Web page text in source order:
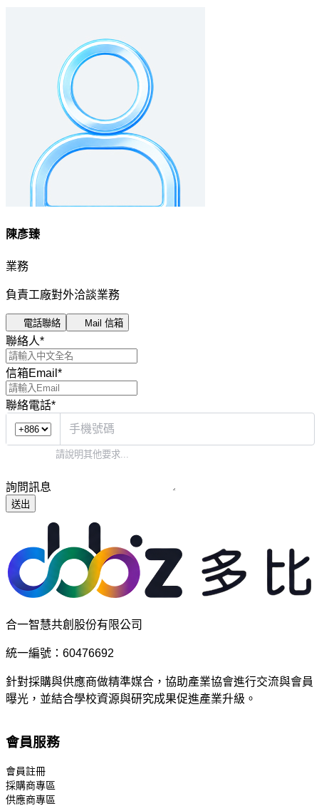
陳彥臻
業務
負責工廠對外洽談業務
電話聯絡 Mail 信箱
聯絡人*
信箱Email *
聯絡電話*
詢問訊息
送出
合一智慧共創股份有限公司
統一編號：60476692
針對採購與供應商做精準媒合，協助產業協會進行交流與會員
曝光，並結合學校資源與研究成果促進產業升級。
會員服務
會員註冊
採購商專區
供應商專區